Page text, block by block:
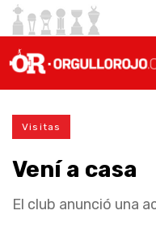
Visitas
Vení a casa
El club anunció una